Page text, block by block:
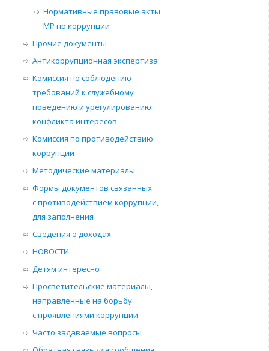
Нормативные правовые акты
МР по коррупции
Прочие документы
Антикоррупционная экспертиза
Комиссия по соблюдению
требований к служебному
поведению и урегулированию
конфликта интересов
Комиссия по противодействию
коррупции
Методические материалы
Формы документов связанных
с противодействием коррупции,
для заполнения
Сведения о доходах
НОВОСТИ
Детям интересно
Просветительские материалы,
направленные на борьбу
с проявлениями коррупции
Часто задаваемые вопросы